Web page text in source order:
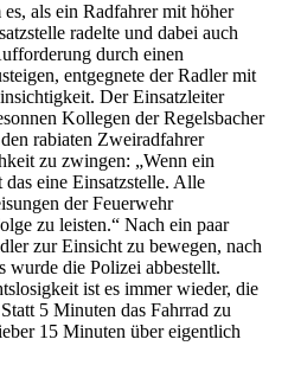
als ein Radfahrer mit höher
radelte und dabei auch
durch einen
entgegnete der Radler mit
Der Einsatzleiter
Kollegen der Regelsbacher
rabiaten Zweiradfahrer
zu zwingen: „Wenn ein
eine Einsatzstelle. Alle
der Feuerwehr
zu leisten.“ Nach ein paar
zur Einsicht zu bewegen, nach
wurde die Polizei abbestellt.
ist es immer wieder, die
5 Minuten das Fahrrad zu
15 Minuten über eigentlich